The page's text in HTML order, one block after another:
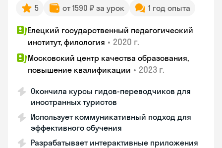
5 от 1590 ₽ за урок 1 год опыта
Елецкий государственный педагогический
институт, филология • 2020 г.
Московский центр качества образования,
повышение квалификации • 2023 г.
Окончила курсы гидов-переводчиков для
иностранных туристов
Использует коммуникативный подход для
эффективного обучения
Разрабатывает интерактивные приложения